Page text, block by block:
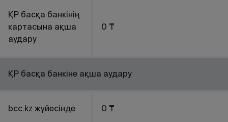
ҚР басқа банкінің
картасына ақша
аудару
0 ₸
ҚР басқа банкіне ақша аудару
bcc.kz жүйесінде 0 ₸